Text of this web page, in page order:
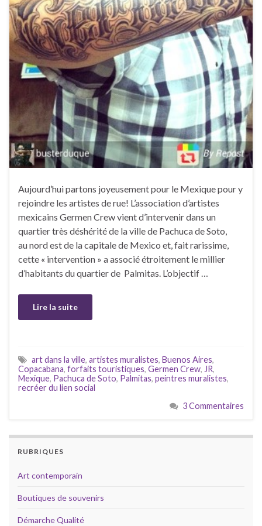
Aujourd’hui partons joyeusement pour le Mexique pour y
rejoindre les artistes de rue! L’association d’artistes
mexicains Germen Crew vient d’intervenir dans un
quartier très déshérité de la ville de Pachuca de Soto,
au nord est de la capitale de Mexico et, fait rarissime,
cette « intervention » a associé étroitement le millier
d’habitants du quartier de Palmitas. L’objectif …
Lire la suite
art dans la ville, artistes muralistes, Buenos Aires,
Copacabana, forfaits touristiques, Germen Crew, JR,
Mexique, Pachuca de Soto, Palmitas, peintres muralistes,
recréer du lien social
3 Commentaires
RUBRIQUES
Art contemporain
Boutiques de souvenirs
Démarche Qualité